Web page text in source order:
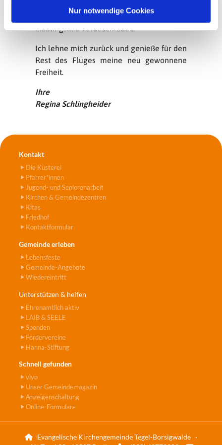
Nur notwendige Cookies
behält. Ich habe mich von meinem
Lieblingskuli verabschiedet.
Ich lehne mich zurück und genieße für den
Rest des Fluges meine neu gewonnene
Freiheit.
Ihre
Regina Schlingheider
Kontakt
Die Küsterei
Pfarrer*innen
Jugend- und Seniorenarbeit
Kirchen & Gemeindezentren
Kitas
Friedhof
Kontaktformular
Gemeinde erleben
Lebensfeste
Gemeinde-Angebote
Wiedereintritt
Unterstützen & helfen
Ehrenamtlich aktiv
LAIB & SEELE
Spenden
Fördervereine
Hanna-Stiftung
Schnell gefunden
vivo
Unser Gemeindemagazin
Anzeigenschaltung
Online-Formulare

Evangelische Kirchengemeinde Tegel-Borsigwalde ·